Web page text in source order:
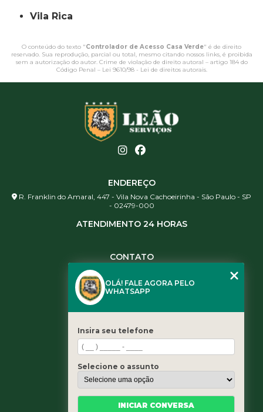
Vila Rica
O conteúdo do texto "Controlador de Acesso Casa Verde" é de direito
reservado. Sua reprodução, parcial ou total, mesmo citando nossos links, é proibida
sem a autorização do autor. Crime de violação de direito autoral – artigo 184 do
Código Penal – Lei 9610/98 - Lei de direitos autorais.
ENDEREÇO
R. Franklin do Amaral, 447 - Vila Nova Cachoeirinha - São Paulo - SP
- 02479-000
ATENDIMENTO 24 HORAS
CONTATO
(11) 3461-5871
contato@leaoservicos.com.br
Home
Quem somos
Serviços
Blog
OLÁ! FALE AGORA PELO
WHATSAPP
Insira seu telefone
Selecione o assunto
INICIAR CONVERSA